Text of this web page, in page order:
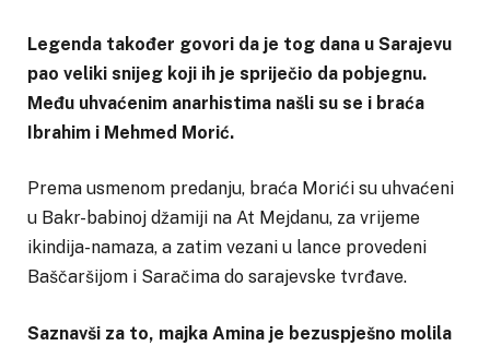
Legenda također govori da je tog dana u Sarajevu
pao veliki snijeg koji ih je spriječio da pobjegnu.
Među uhvaćenim anarhistima našli su se i braća
Ibrahim i Mehmed Morić.
Prema usmenom predanju, braća Morići su uhvaćeni
u Bakr-babinoj džamiji na At Mejdanu, za vrijeme
ikindija-namaza, a zatim vezani u lance provedeni
Baščaršijom i Saračima do sarajevske tvrđave.
Saznavši za to, majka Amina je bezuspješno molila